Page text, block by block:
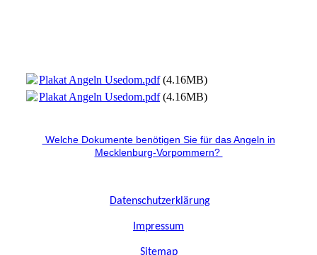
Plakat Angeln Usedom.pdf(4.16MB)
Plakat Angeln Usedom.pdf(4.16MB)
Welche Dokumente benötigen Sie für das Angeln in
Mecklenburg-Vorpommern?
Datenschutzerklärung
mpressum
Sitemap